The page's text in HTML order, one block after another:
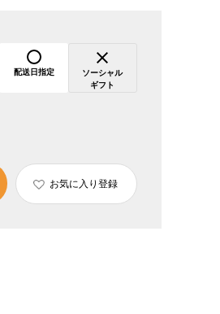
配送日指定
ソーシャル
ギフト
お気に入り登録